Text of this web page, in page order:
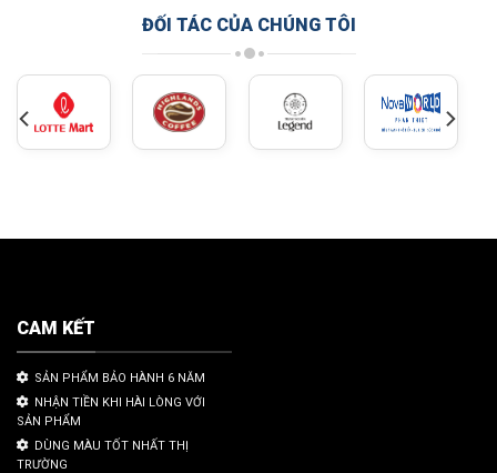
ĐỐI TÁC CỦA CHÚNG TÔI
CAM KẾT
SẢN PHẨM BẢO HÀNH 6 NĂM
NHẬN TIỀN KHI HÀI LÒNG VỚI
SẢN PHẨM
DÙNG MÀU TỐT NHẤT THỊ
TRƯỜNG